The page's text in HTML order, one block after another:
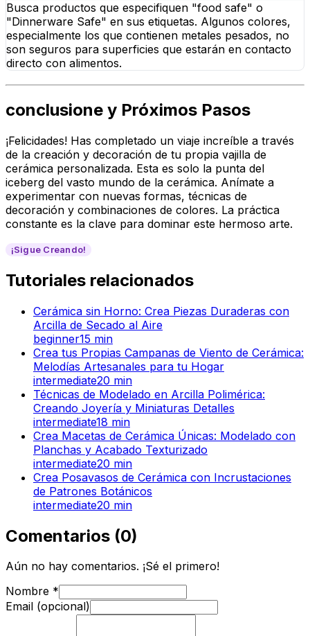
Busca productos que especifiquen "food safe" o
"Dinnerware Safe" en sus etiquetas. Algunos colores,
especialmente los que contienen metales pesados, no
son seguros para superficies que estarán en contacto
directo con alimentos.
conclusione y Próximos Pasos
¡Felicidades! Has completado un viaje increíble a través
de la creación y decoración de tu propia vajilla de
cerámica personalizada. Esta es solo la punta del
iceberg del vasto mundo de la cerámica. Anímate a
experimentar con nuevas formas, técnicas de
decoración y combinaciones de colores. La práctica
constante es la clave para dominar este hermoso arte.
¡Sigue Creando!
Tutoriales relacionados
Cerámica sin Horno: Crea Piezas Duraderas con
Arcilla de Secado al Aire
beginner15 min
Crea tus Propias Campanas de Viento de Cerámica:
Melodías Artesanales para tu Hogar
intermediate20 min
Técnicas de Modelado en Arcilla Polimérica:
Creando Joyería y Miniaturas Detalles
intermediate18 min
Crea Macetas de Cerámica Únicas: Modelado con
Planchas y Acabado Texturizado
intermediate20 min
Crea Posavasos de Cerámica con Incrustaciones
de Patrones Botánicos
intermediate20 min
Comentarios (0)
Aún no hay comentarios. ¡Sé el primero!
Nombre *
Email (opcional)